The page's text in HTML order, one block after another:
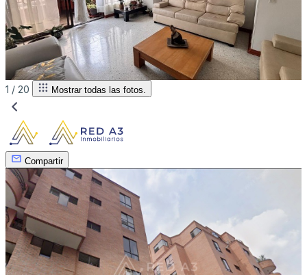
1 / 20 Mostrar todas las fotos.
Compartir